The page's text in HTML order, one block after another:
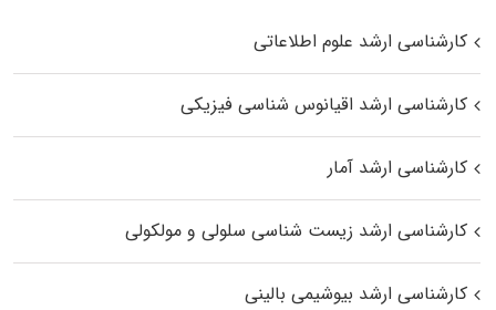
کارشناسی ارشد علوم اطلاعاتی
کارشناسی ارشد اقیانوس‌ شناسی فیزیکی
کارشناسی ارشد آمار
کارشناسی ارشد زیست شناسی سلولی و مولکولی
کارشناسی ارشد بیوشیمی بالینی